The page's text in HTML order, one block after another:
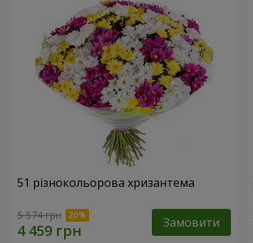
51 різнокольорова хризантема
5 574 грн Замовити